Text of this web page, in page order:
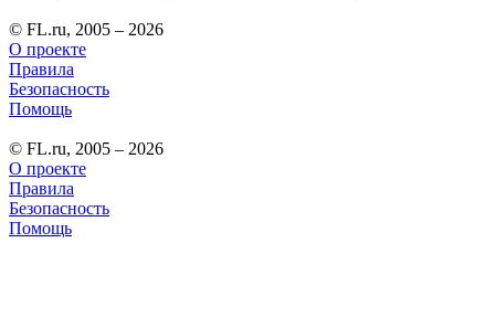
© FL.ru, 2005 – 2026
О проекте
Правила
Безопасность
Помощь
© FL.ru, 2005 – 2026
О проекте
Правила
Безопасность
Помощь